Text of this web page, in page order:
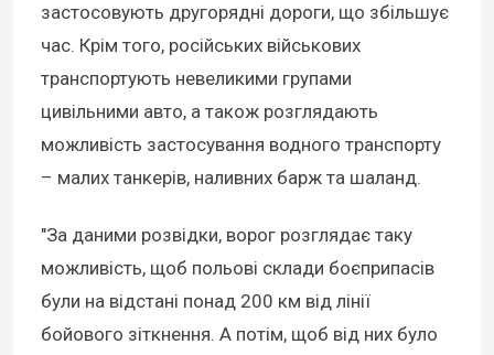
застосовують другорядні дороги, що збільшує
час. Крім того, російських військових
транспортують невеликими групами
цивільними авто, а також розглядають
можливість застосування водного транспорту
– малих танкерів, наливних барж та шаланд.
"За даними розвідки, ворог розглядає таку
можливість, щоб польові склади боєприпасів
були на відстані понад 200 км від лінії
бойового зіткнення. А потім, щоб від них було